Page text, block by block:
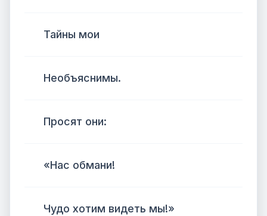
Тайны мои
Необъяснимы.
Просят они:
«Нас обмани!
Чудо хотим видеть мы!»